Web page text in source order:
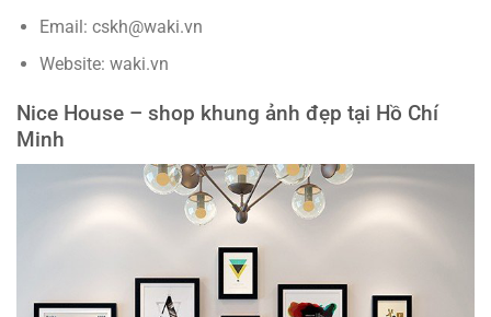
Email: cskh@waki.vn
Website: waki.vn
Nice House – shop khung ảnh đẹp tại Hồ Chí
Minh